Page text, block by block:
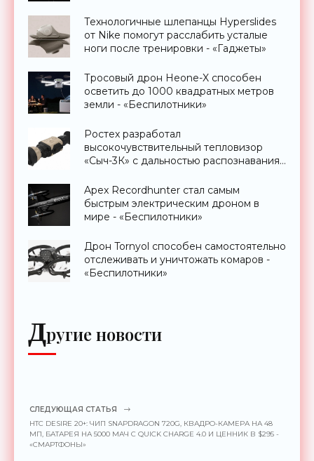
Технологичные шлепанцы Hyperslides
от Nike помогут расслабить усталые
ноги после тренировки - «Гаджеты»
Тросовый дрон Heone-X способен
осветить до 1000 квадратных метров
земли - «Беспилотники»
Ростех разработал
высокочувствительный тепловизор
«Сыч-3К» с дальностью распознавания
Apex Recordhunter стал самым
быстрым электрическим дроном в
мире - «Беспилотники»
Дрон Tornyol способен самостоятельно
отслеживать и уничтожать комаров -
«Беспилотники»
Другие новости
СЛЕДУЮЩАЯ СТАТЬЯ
HTC DESIRE 20+: ЧИП SNAPDRAGON 720G, КВАДРО-КАМЕРА НА 48
МП, БАТАРЕЯ НА 5000 МАЧ С QUICK CHARGE 4.0 И ЦЕННИК В $295 -
«СМАРТФОНЫ»